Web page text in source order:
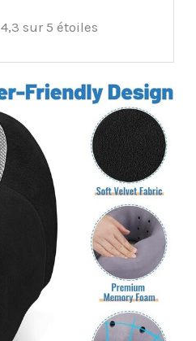
4,3 sur 5 étoiles